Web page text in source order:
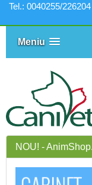
Tel.: 0040255/226204
Meniu
NOU! -